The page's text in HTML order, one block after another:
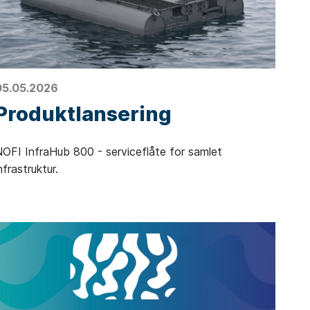
InfraHub 800 - serviceflåte for samlet